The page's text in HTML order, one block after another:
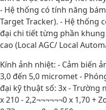
- Hệ thống có tính năng
Target Tracker). - Hệ thống
đại chi tiết từng phần
cao (Local AGC/ Local
Kính ảnh nhiệt: - Cảm biến
3,0 đến 5,0 micromet -
đại kỹ thuật số: 3x - Trường
x 210 - 2,2¬¬¬¬¬¬0 x 1,70 +